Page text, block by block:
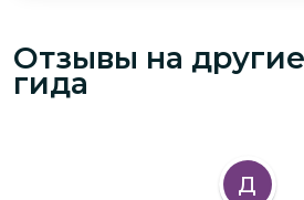
сфотографироваться.
добрый! Очень
экскурсии! Спасибо за
останется в памяти
Отзывы на
гида
Д